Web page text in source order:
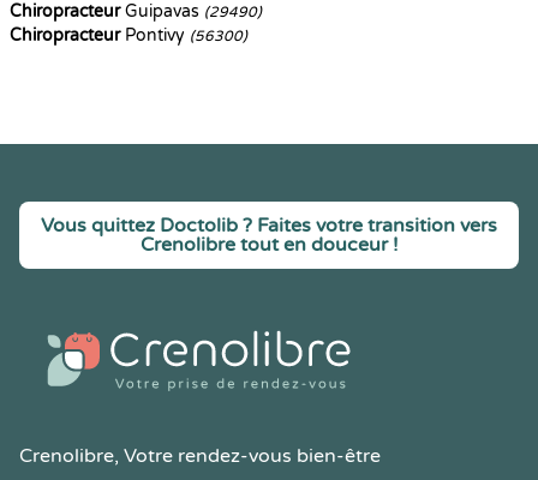
ChiropracteurGuipavas (29490)
ChiropracteurPontivy (56300)
Vous quittez Doctolib ? Faites votre transition vers
Crenolibre tout en douceur !
Crenolibre, Votre rendez-vous bien-être